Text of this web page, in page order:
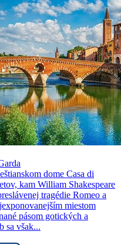
dome Casa di
kam William Shakespeare
tragédie Romeo a
miestom
pásom gotických a
sa však...